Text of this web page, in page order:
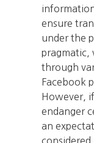
ensure
under the
pragmatic,
through
Facebook
However,
endanger
an
considered